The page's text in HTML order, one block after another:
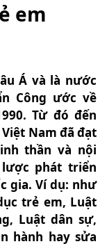
em
Á và là nước
Công ước về
Từ đó đến
Nam đã đạt
thần và nội
phát triển
gia. Ví dụ: như
trẻ em, Luật
Luật dân sự,
hành hay sửa